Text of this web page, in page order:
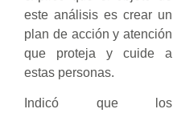
este análisis es crear un
plan de acción y atención
que proteja y cuide a
estas personas.
Indicó que los